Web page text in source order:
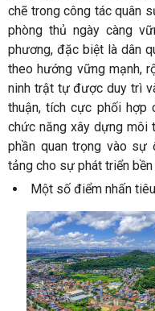
chẽ trong công tác quân
phòng thủ ngày càng
phương, đặc biệt là dân
theo hướng vững mạnh,
ninh trật tự được duy trì
thuận, tích cực phối hợp
chức năng xây dựng môi
phần quan trọng vào sự
tảng cho sự phát triển
Một số điểm nhấn